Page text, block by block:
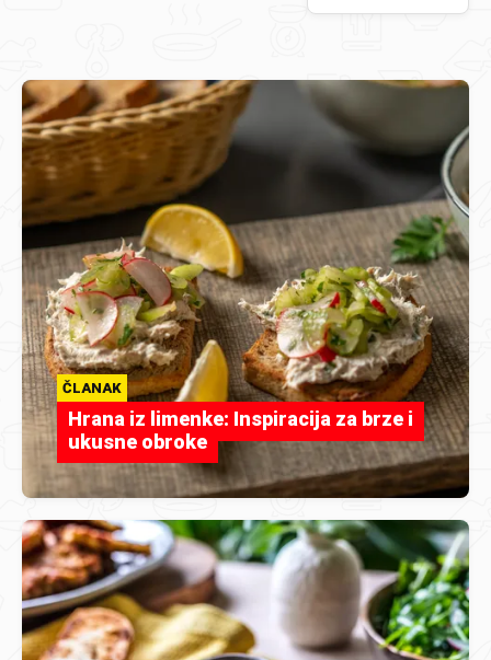
ČLANAK
Hrana iz limenke: Inspiracija za brze i
ukusne obroke